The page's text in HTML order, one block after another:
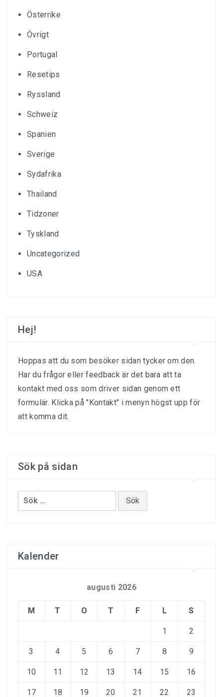
Österrike
Övrigt
Portugal
Resetips
Ryssland
Schweiz
Spanien
Sverige
Sydafrika
Thailand
Tidzoner
Tyskland
Uncategorized
USA
Hej!
Hoppas att du som besöker sidan tycker om den.
Har du frågor eller feedback är det bara att ta
kontakt med oss som driver sidan genom ett
formulär. Klicka på "Kontakt" i menyn högst upp för
att komma dit.
Sök på sidan
Sök
efter:
Kalender
augusti 2026
M T O T F L S
1 2
3 4 5 6 7 8 9
10 11 12 13 14 15 16
17 18 19 20 21 22 23